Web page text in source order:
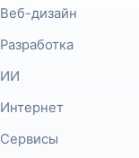
Веб-дизайн
Разработка
ИИ
Интернет
Сервисы